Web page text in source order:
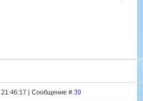
21:46:17 | Сообщение # 39